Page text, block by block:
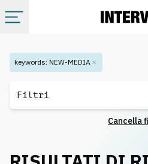
Categorie
Playlist
keywords: NEW-MEDIA
Filtri
Cancella